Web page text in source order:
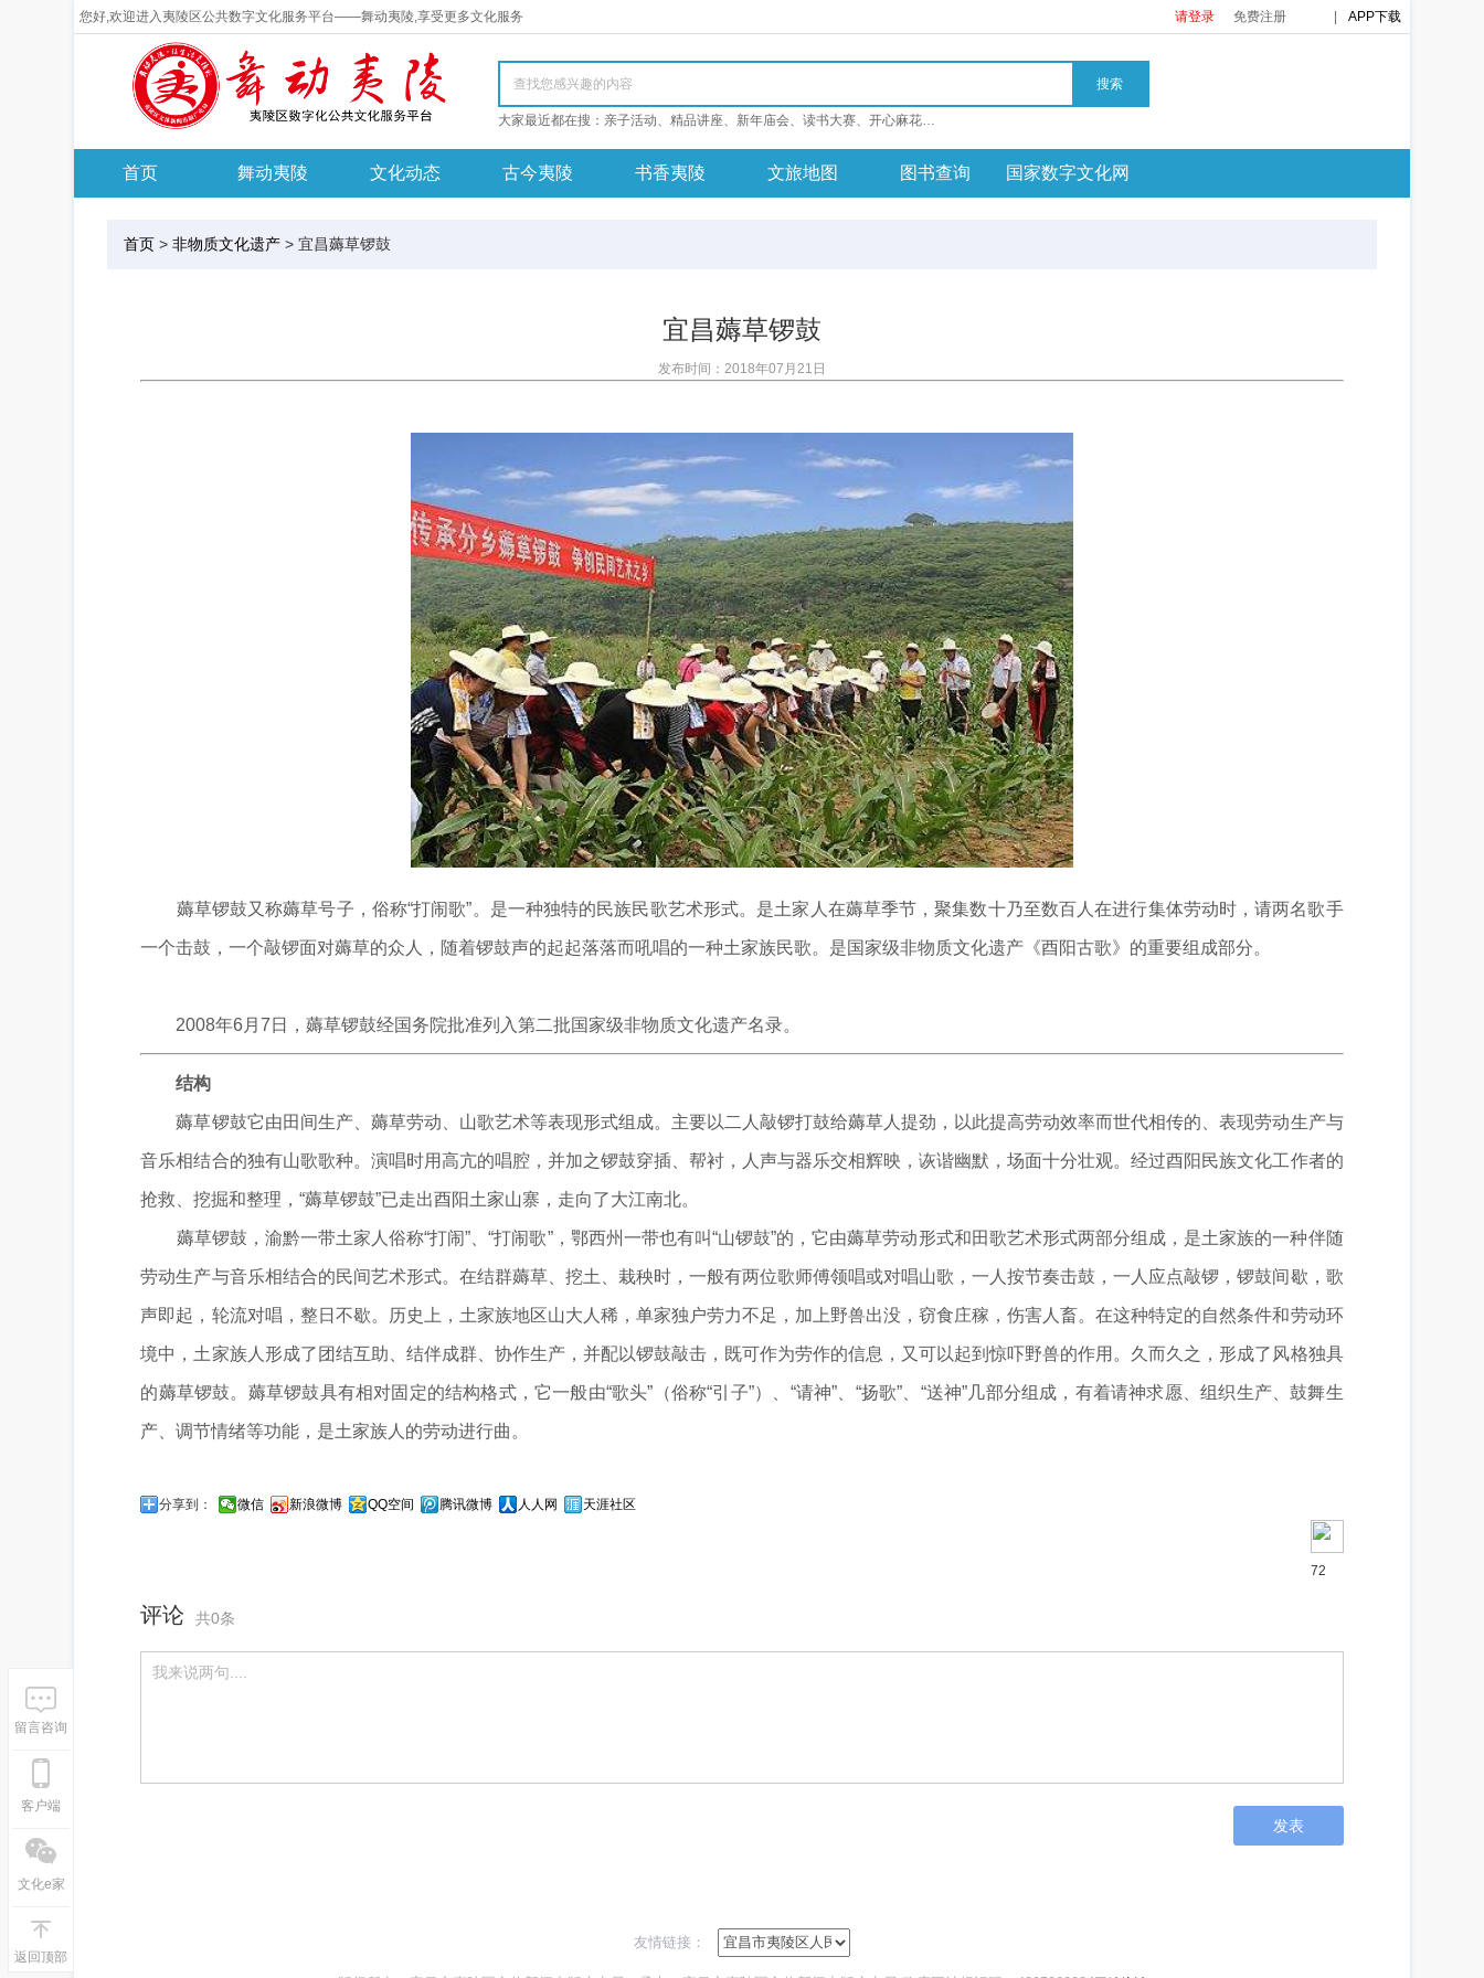
您好,欢迎进入夷陵区公共数字文化服务平台——舞动夷陵,享受更多文化服务 请登录 免费注册 APP下载
搜索
大家最近都在搜：亲子活动、精品讲座、新年庙会、读书大赛、开心麻花开心麻花开心麻花
首页 舞动夷陵 文化动态 古今夷陵 书香夷陵 文旅地图 图书查询 国家数字文化网
首页 > 非物质文化遗产 > 宜昌薅草锣鼓
宜昌薅草锣鼓
发布时间：2018年07月21日
薅草锣鼓又称薅草号子，俗称“打闹歌”。是一种独特的民族民歌艺术形式。是土家人在薅草季节，聚集数十乃至数百人在进行集体劳动时，请两名歌手
一个击鼓，一个敲锣面对薅草的众人，随着锣鼓声的起起落落而吼唱的一种土家族民歌。是国家级非物质文化遗产《酉阳古歌》的重要组成部分。
2008年6月7日，薅草锣鼓经国务院批准列入第二批国家级非物质文化遗产名录。
结构
薅草锣鼓它由田间生产、薅草劳动、山歌艺术等表现形式组成。主要以二人敲锣打鼓给薅草人提劲，以此提高劳动效率而世代相传的、表现劳动生产与
音乐相结合的独有山歌歌种。演唱时用高亢的唱腔，并加之锣鼓穿插、帮衬，人声与器乐交相辉映，诙谐幽默，场面十分壮观。经过酉阳民族文化工作者的
抢救、挖掘和整理，“薅草锣鼓”已走出酉阳土家山寨，走向了大江南北。
薅草锣鼓，渝黔一带土家人俗称“打闹”、“打闹歌”，鄂西州一带也有叫“山锣鼓”的，它由薅草劳动形式和田歌艺术形式两部分组成，是土家族的一种伴随
劳动生产与音乐相结合的民间艺术形式。在结群薅草、挖土、栽秧时，一般有两位歌师傅领唱或对唱山歌，一人按节奏击鼓，一人应点敲锣，锣鼓间歇，歌
声即起，轮流对唱，整日不歇。历史上，土家族地区山大人稀，单家独户劳力不足，加上野兽出没，窃食庄稼，伤害人畜。在这种特定的自然条件和劳动环
境中，土家族人形成了团结互助、结伴成群、协作生产，并配以锣鼓敲击，既可作为劳作的信息，又可以起到惊吓野兽的作用。久而久之，形成了风格独具
的薅草锣鼓。薅草锣鼓具有相对固定的结构格式，它一般由“歌头”（俗称“引子”）、“请神”、“扬歌”、“送神”几部分组成，有着请神求愿、组织生产、鼓舞生
产、调节情绪等功能，是土家族人的劳动进行曲。
分享到： 微信 新浪微博 QQ空间 腾讯微博 人人网 天涯社区
72
评论 共0条
发表
友情链接：
留言咨询
客户端
文化e家
返回顶部